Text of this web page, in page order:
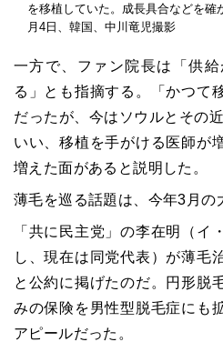
を移植していた。成長具合などを確
月4日、韓国、中川竜児撮影
一方で、ファン院長は「供
る」とも指摘する。「かつて
だったが、今はソウルとその
いい、移植を手がける医師が
増えた面があると説明した。
薄毛を巡る話題は、今年3月の
「共に民主党」の李在明（イ
し、現在は同党代表）が薄毛
と公約に掲げたのだ。円形脱
みの保険を男性型脱毛症にも
アピールだった。